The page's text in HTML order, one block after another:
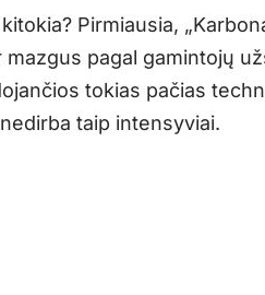
Pirmiausia,
mazgus pagal gamintojų
tokias pačias
taip intensyviai.